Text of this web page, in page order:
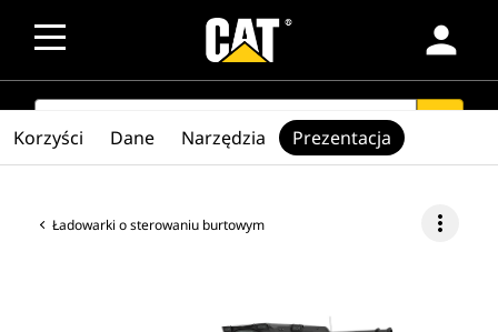
person
SEARCH
Ładowarki o sterowaniu burtowym more_vert
Korzyści Dane Narzędzia Prezentacja